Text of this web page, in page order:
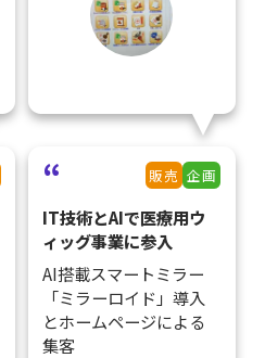
販売 企画
IT技術とAIで医療用ウ
ィッグ事業に参入
AI搭載スマートミラー
「ミラーロイド」導入
とホームページによる
集客